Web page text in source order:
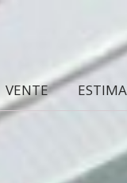
VENTE